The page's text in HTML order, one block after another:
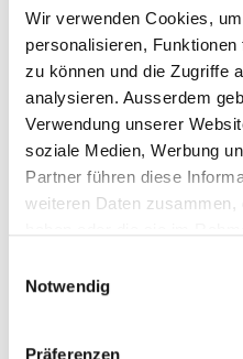
Wir verwenden Cookies,
personalisieren,
zu können und die Zugriffe
analysieren. Ausserdem
Verwendung unserer
soziale Medien, Werbung
Partner führen diese
weiteren Daten zusammen,
Notwendig
Präferenzen
Was für einen
Marketing?
Für ein Grundstudium
Sie die Berufsmatura
ein Jahr kaufmännische
Gleichwertige
abgeschlossenes